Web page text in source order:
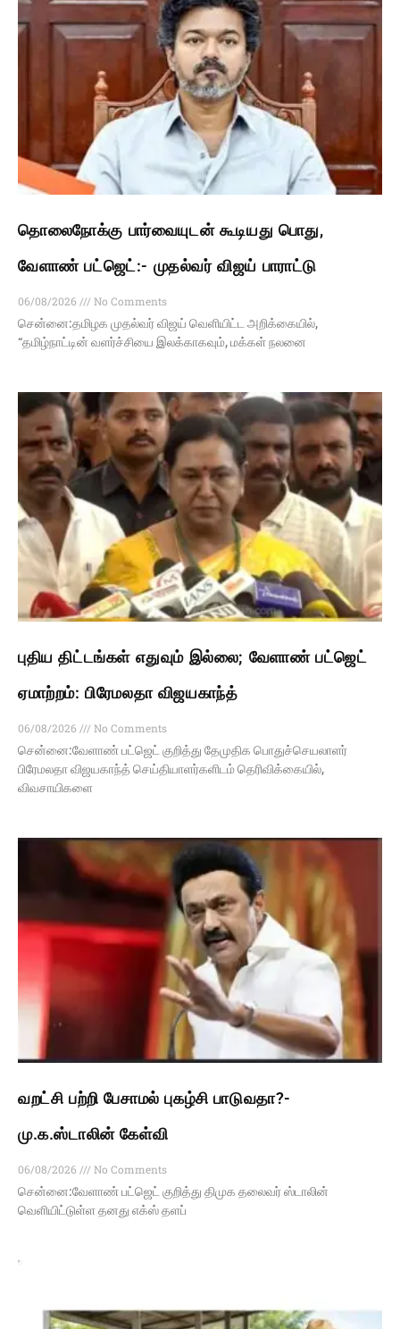
தொலைநோக்கு பார்வையுடன் கூடியது பொது,
வேளாண் பட்ஜெட்:- முதல்வர் விஜய் பாராட்டு
06/08/2026
No Comments
சென்னை:தமிழக முதல்வர் விஜய் வெளியிட்ட அறிக்கையில்,
“தமிழ்நாட்டின் வளர்ச்சியை இலக்காகவும், மக்கள் நலனை
புதிய திட்டங்கள் எதுவும் இல்லை; வேளாண் பட்ஜெட்
ஏமாற்றம்: பிரேமலதா விஜயகாந்த்
06/08/2026
No Comments
சென்னை:வேளாண் பட்ஜெட் குறித்து தேமுதிக பொதுச்செயலாளர்
பிரேமலதா விஜயகாந்த் செய்தியாளர்களிடம் தெரிவிக்கையில்,
விவசாயிகளை
வறட்சி பற்றி பேசாமல் புகழ்சி பாடுவதா?-
மு.க.ஸ்டாலின் கேள்வி
06/08/2026
No Comments
சென்னை:வேளாண் பட்ஜெட் குறித்து திமுக தலைவர் ஸ்டாலின்
வெளியிட்டுள்ள தனது எக்ஸ் தளப்